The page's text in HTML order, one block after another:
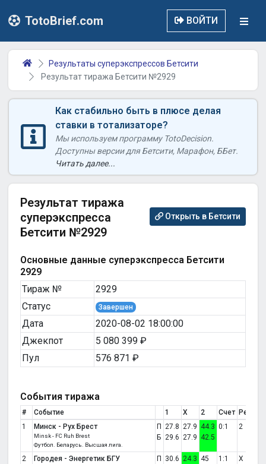
TotoBrief.com ВОЙТИ
Результаты суперэкспрессов Бетсити
Результат тиража Бетсити №2929
Как стабильно быть в плюсе делая
ставки в тотализаторе?
Мы используем программу TotoDecision.
Доступны версии для Бетсити, Марафон, ББет.
Читать далее...
Результат тиража
суперэкспресса
Бетсити №2929
Открыть в Бетсити
Основные данные суперэкспресса Бетсити
2929
Тираж №
2929
Статус
Завершен
Дата
2020-08-02 18:00:00
Джекпот
5 080 399 ₽
Пул
576 871 ₽
События тиража
# Событие 1 X 2 Счет
1
Минск - Рух Брест
Minsk - FC Ruh Brest
Футбол. Беларусь. Высшая лига.
П
Б
27.8
29.6
27.9
27.9
44.3
42.5
0:1 2
2 Городея - Энергетик БГУ
П
30.6 24.3 45
1:1 X